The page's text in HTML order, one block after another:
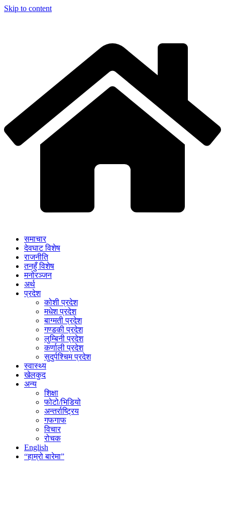
Skip to content
समाचार
देवघाट विशेष
राजनीति
तनहुँ विशेष
मनोरञ्जन
अर्थ
प्रदेश
कोशी प्रदेश
मधेश प्रदेश
बाग्मती प्रदेश
गण्डकी प्रदेश
लुम्बिनी प्रदेश
कर्णाली प्रदेश
सुदुर्पश्चिम प्रदेश
स्वास्थ्य
खेलकुद
अन्य
शिक्षा
फोटो/भिडियो
अन्तर्राष्ट्रिय
गफगाफ
विचार
रोचक
English
“हाम्रो बारेमा”